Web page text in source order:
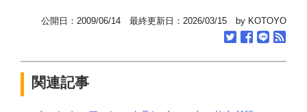
公開日：2009/06/14 最終更新日：2026/03/15 by KOTOYO
関連記事